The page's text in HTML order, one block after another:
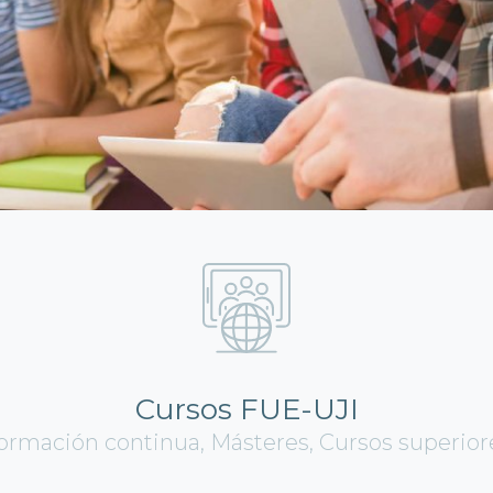
Cursos FUE-UJI
continua, Másteres, Cursos